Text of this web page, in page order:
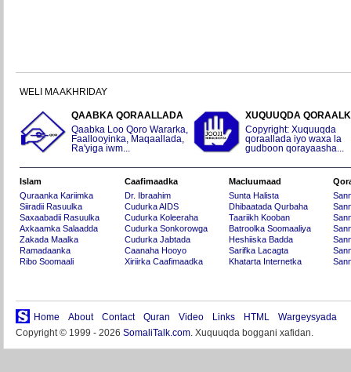
WELI MA AKHRIDAY
QAABKA QORAALLADA
Qaabka Loo Qoro Wararka,
Faallooyinka, Maqaallada,
Ra'yiga iwm...
XUQUUQDA
Copyright: Xuquuqda
qoraallada iyo waxa la
gudboon qorayaasha...
Islam
Quraanka Kariimka
Siiradii Rasuulka
Saxaabadii Rasuulka
Axkaamka Salaadda
Zakada Maalka
Ramadaanka
Ribo Soomaali
Caafimaadka
Dr. Ibraahim
Cudurka AIDS
Cudurka Koleeraha
Cudurka Sonkorowga
Cudurka Jabtada
Caanaha Hooyo
Xiriirka Caafimaadka
Macluumaad
Sunta Halista
Dhibaatada Qurbaha
Taariikh Kooban
Batroolka Soomaaliya
Heshiiska Badda
Sarifka Lacagta
Khatarta Internetka
Home About Contact Quran Video Links HTML
Wargeysyada
Copyright © 1999 - 2026 SomaliTalk.com. Xuquuqda boggani xafidan.